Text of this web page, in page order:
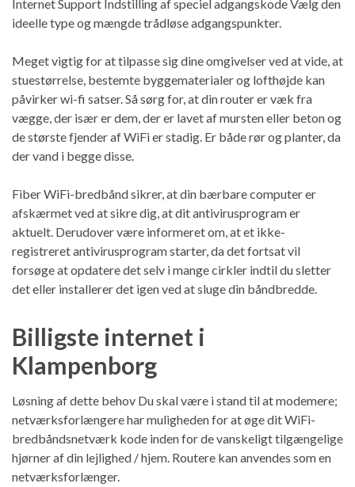
Internet Support Indstilling af speciel adgangskode Vælg den
ideelle type og mængde trådløse adgangspunkter.
Meget vigtig for at tilpasse sig dine omgivelser ved at vide, at
stuestørrelse, bestemte byggematerialer og lofthøjde kan
påvirker wi-fi satser. Så sørg for, at din router er væk fra
vægge, der især er dem, der er lavet af mursten eller beton og
de største fjender af WiFi er stadig. Er både rør og planter, da
der vand i begge disse.
Fiber WiFi-bredbånd sikrer, at din bærbare computer er
afskærmet ved at sikre dig, at dit antivirusprogram er
aktuelt. Derudover være informeret om, at et ikke-
registreret antivirusprogram starter, da det fortsat vil
forsøge at opdatere det selv i mange cirkler indtil du sletter
det eller installerer det igen ved at sluge din båndbredde.
Billigste internet i
Klampenborg
Løsning af dette behov Du skal være i stand til at modemere;
netværksforlængere har muligheden for at øge dit WiFi-
bredbåndsnetværk kode inden for de vanskeligt tilgængelige
hjørner af din lejlighed / hjem. Routere kan anvendes som en
netværksforlænger.